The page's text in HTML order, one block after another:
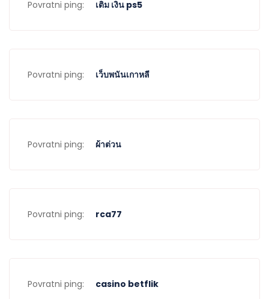
Povratni ping: เติม เงิน ps5
Povratni ping: เว็บพนันเกาหลี
Povratni ping: ผ้าต่วน
Povratni ping: rca77
Povratni ping: casino betflik